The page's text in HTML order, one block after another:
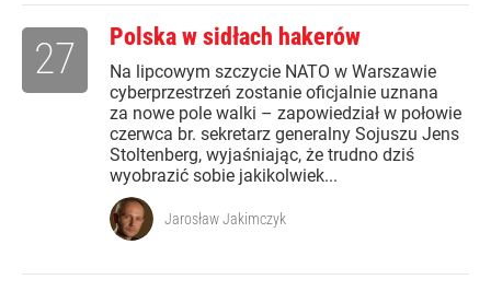
Polska w sidłach hakerów
Na lipcowym szczycie NATO w Warszawie
cyberprzestrzeń zostanie oficjalnie uznana
za nowe pole walki – zapowiedział w połowie
czerwca br. sekretarz generalny Sojuszu Jens
Stoltenberg, wyjaśniając, że trudno dziś
wyobrazić sobie jakikolwiek...
27
Jarosław Jakimczyk